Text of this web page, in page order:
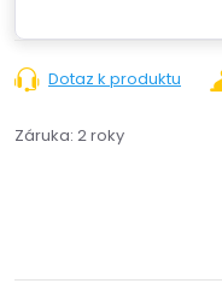
Dotaz k produktu
Záruka: 2 roky